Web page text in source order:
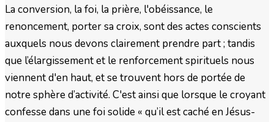
La conversion, la foi, la prière, l'obéissance, le
renoncement, porter sa croix, sont des actes conscients
auxquels nous devons clairement prendre part ; tandis
que l’élargissement et le renforcement spirituels nous
viennent d'en haut, et se trouvent hors de portée de
notre sphère d’activité. C'est ainsi que lorsque le croyant
confesse dans une foi solide « qu’il est caché en Jésus-